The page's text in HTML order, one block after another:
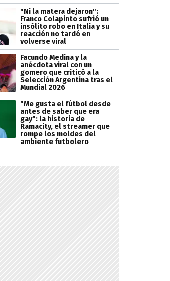
"Ni la matera dejaron":
Franco Colapinto sufrió un
insólito robo en Italia y su
reacción no tardó en
volverse viral
Facundo Medina y la
anécdota viral con un
gomero que criticó a la
Selección Argentina tras el
Mundial 2026
"Me gusta el fútbol desde
antes de saber que era
gay": la historia de
Ramacity, el streamer que
rompe los moldes del
ambiente futbolero